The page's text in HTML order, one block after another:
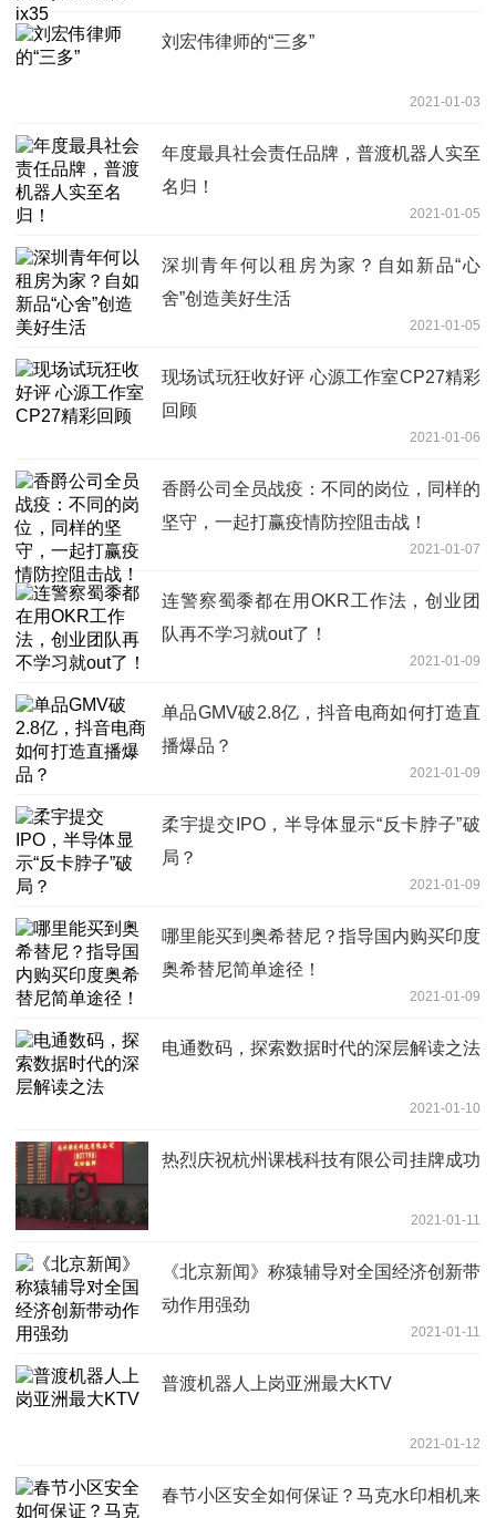
刘宏伟律师的“三多”
2021-01-03
年度最具社会责任品牌，普渡机器人实至
名归！
2021-01-05
深圳青年何以租房为家？自如新品“心
舍”创造美好生活
2021-01-05
现场试玩狂收好评 心源工作室CP27精彩
回顾
2021-01-06
香爵公司全员战疫：不同的岗位，同样的
坚守，一起打赢疫情防控阻击战！
2021-01-07
连警察蜀黍都在用OKR工作法，创业团
队再不学习就out了！
2021-01-09
单品GMV破2.8亿，抖音电商如何打造直
播爆品？
2021-01-09
柔宇提交IPO，半导体显示“反卡脖子”破
局？
2021-01-09
哪里能买到奥希替尼？指导国内购买印度
奥希替尼简单途径！
2021-01-09
电通数码，探索数据时代的深层解读之法
2021-01-10
热烈庆祝杭州课栈科技有限公司挂牌成功
2021-01-11
《北京新闻》称猿辅导对全国经济创新带
动作用强劲
2021-01-11
普渡机器人上岗亚洲最大KTV
2021-01-12
春节小区安全如何保证？马克水印相机来